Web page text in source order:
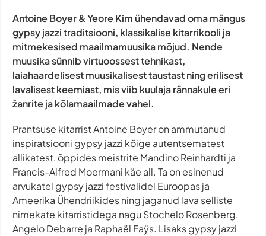
Antoine Boyer & Yeore Kim ühendavad oma mängus
gypsy jazzi traditsiooni, klassikalise kitarrikooli ja
mitmekesised maailmamuusika mõjud. Nende
muusika sünnib virtuoossest tehnikast,
laiahaardelisest muusikalisest taustast ning erilisest
lavalisest keemiast, mis viib kuulaja rännakule eri
žanrite ja kõlamaailmade vahel.
Prantsuse kitarrist Antoine Boyer on ammutanud
inspiratsiooni gypsy jazzi kõige autentsematest
allikatest, õppides meistrite Mandino Reinhardti ja
Francis-Alfred Moermani käe all. Ta on esinenud
arvukatel gypsy jazzi festivalidel Euroopas ja
Ameerika Ühendriikides ning jaganud lava selliste
nimekate kitarristidega nagu Stochelo Rosenberg,
Angelo Debarre ja Raphaël Faÿs. Lisaks gypsy jazzi